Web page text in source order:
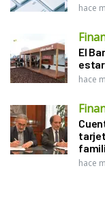
hace
El
hace
hace